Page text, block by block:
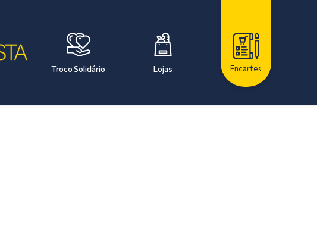
Troco Solidário Lojas Encartes